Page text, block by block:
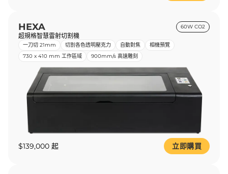
HEXA 60W CO2
超規格智慧雷射切割機
一刀切 21mm 切割各色透明壓克力 自動對焦
相機預覽
730 x 410 mm 工作區域
900mm/s 高速雕刻
$139,000 起 立即購買